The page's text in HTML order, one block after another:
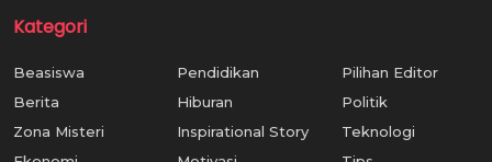
Kategori
Beasiswa
Berita
Zona Misteri
Pendidikan
Hiburan
Inspirational Story
Pilihan Editor
Politik
Teknologi